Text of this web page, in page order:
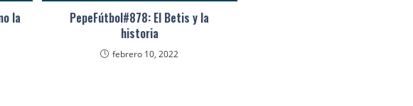
la
PepeFútbol#878: El Betis y la
historia
febrero 10, 2022